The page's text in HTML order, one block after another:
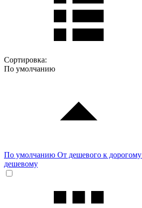
Сортировка:
По умолчанию
По умолчанию От дешевого к дорогому
дешевому